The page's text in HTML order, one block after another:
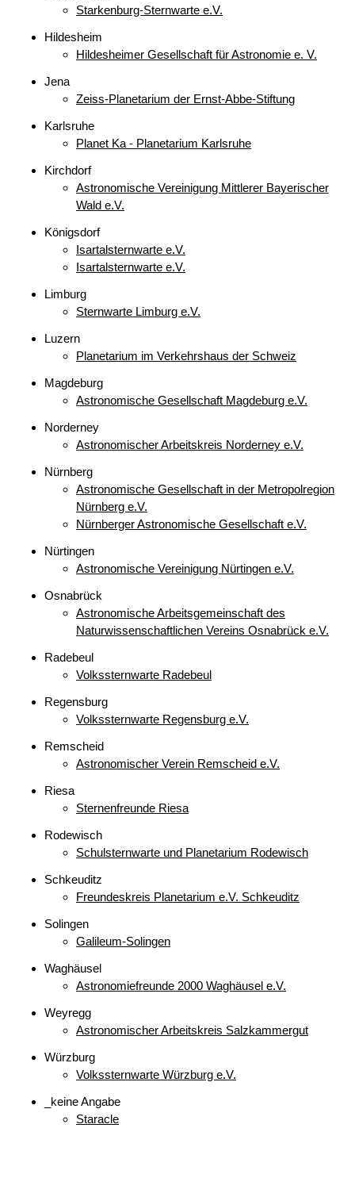
Starkenburg-Sternwarte e.V.
Hildesheim
Hildesheimer Gesellschaft für Astronomie e. V.
Jena
Zeiss-Planetarium der Ernst-Abbe-Stiftung
Karlsruhe
Planet Ka - Planetarium Karlsruhe
Kirchdorf
Astronomische Vereinigung Mittlerer Bayerischer
Wald e.V.
Königsdorf
Isartalsternwarte e.V.
Isartalsternwarte e.V.
Limburg
Sternwarte Limburg e.V.
Luzern
Planetarium im Verkehrshaus der Schweiz
Magdeburg
Astronomische Gesellschaft Magdeburg e.V.
Norderney
Astronomischer Arbeitskreis Norderney e.V.
Nürnberg
Astronomische Gesellschaft in der Metropolregion
Nürnberg e.V.
Nürnberger Astronomische Gesellschaft e.V.
Nürtingen
Astronomische Vereinigung Nürtingen e.V.
Osnabrück
Astronomische Arbeitsgemeinschaft des
Naturwissenschaftlichen Vereins Osnabrück e.V.
Radebeul
Volkssternwarte Radebeul
Regensburg
Volkssternwarte Regensburg e.V.
Remscheid
Astronomischer Verein Remscheid e.V.
Riesa
Sternenfreunde Riesa
Rodewisch
Schulsternwarte und Planetarium Rodewisch
Schkeuditz
Freundeskreis Planetarium e.V. Schkeuditz
Solingen
Galileum-Solingen
Waghäusel
Astronomiefreunde 2000 Waghäusel e.V.
Weyregg
Astronomischer Arbeitskreis Salzkammergut
Würzburg
Volkssternwarte Würzburg e.V.
_keine Angabe
Staracle